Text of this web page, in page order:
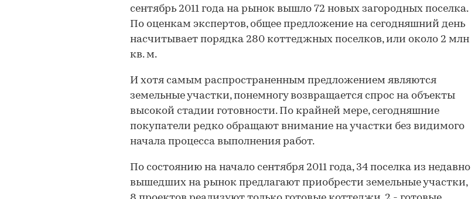
сентябрь 2011 года на рынок вышло 72 новых загородных поселка.
По оценкам экспертов, общее предложение на сегодняшний день
насчитывает порядка 280 коттеджных поселков, или около 2 млн
кв. м.
И хотя самым распространенным предложением являются
земельные участки, понемногу возвращается спрос на объекты
высокой стадии готовности. По крайней мере, сегодняшние
покупатели редко обращают внимание на участки без видимого
начала процесса выполнения работ.
По состоянию на начало сентября 2011 года, 34 поселка из недавно
вышедших на рынок предлагают приобрести земельные участки,